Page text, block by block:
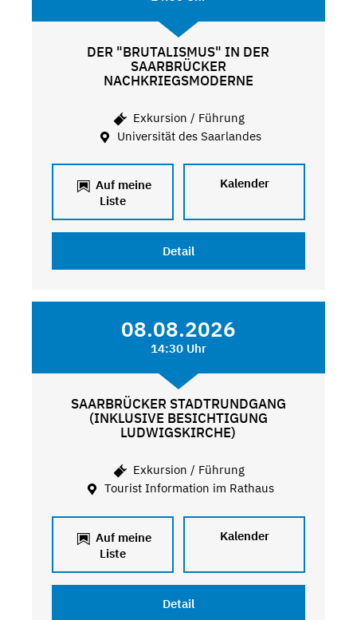
DER "BRUTALISMUS" IN DER
SAARBRÜCKER
NACHKRIEGSMODERNE
Exkursion / Führung
Universität des Saarlandes
Auf meine
Liste
Kalender
Detail
08.08.2026
14:30 Uhr
SAARBRÜCKER STADTRUNDGANG
(INKLUSIVE BESICHTIGUNG
LUDWIGSKIRCHE)
Exkursion / Führung
Tourist Information im Rathaus
Auf meine
Liste
Kalender
Detail